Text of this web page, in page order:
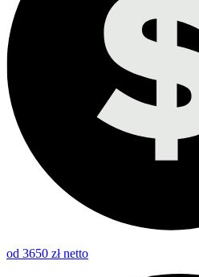
od 3650 zł netto